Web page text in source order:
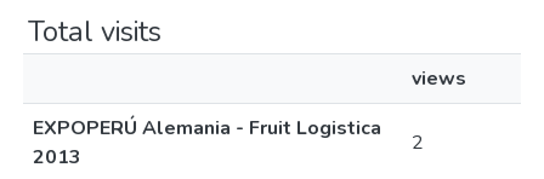
Total visits
views
EXPOPERÚ Alemania - Fruit Logistica
2013
2